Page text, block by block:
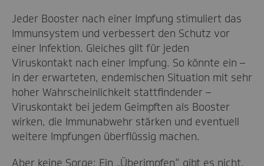
Jeder Booster nach einer Impfung stimuliert das
Immunsystem und verbessert den Schutz vor
einer Infektion. Gleiches gilt für jeden
Viruskontakt nach einer Impfung. So könnte ein –
in der erwarteten, endemischen Situation mit sehr
hoher Wahrscheinlichkeit stattfindender –
Viruskontakt bei jedem Geimpften als Booster
wirken, die Immunabwehr stärken und eventuell
weitere Impfungen überflüssig machen.
Aber keine Sorge: Ein „Überimpfen“ gibt es nicht.